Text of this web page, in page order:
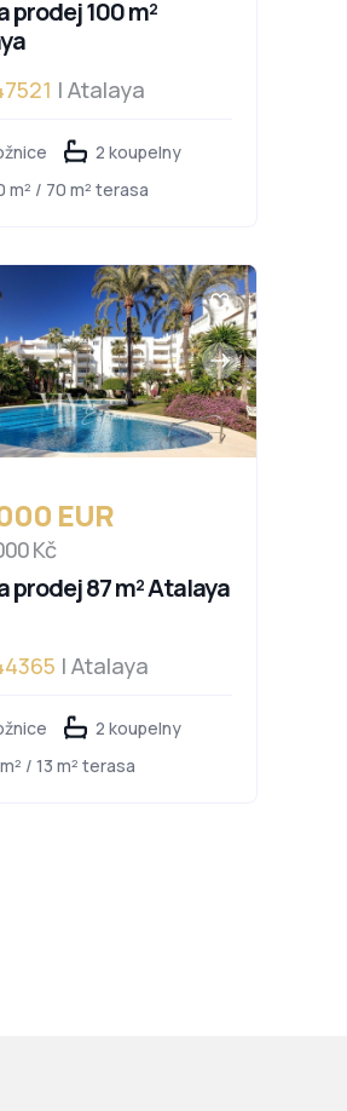
prodej 100 m²
| Atalaya
2 koupelny
m² / 70 m² terasa
EUR
Kč
prodej 87 m² Atalaya
| Atalaya
2 koupelny
/ 13 m² terasa